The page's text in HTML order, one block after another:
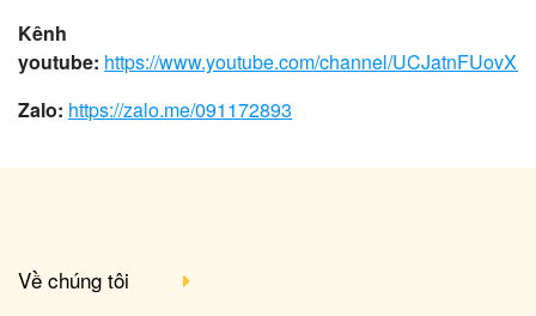
Kênh
youtube: https://www.youtube.com/channel/
Zalo: https://zalo.me/091172893
Về chúng tôi